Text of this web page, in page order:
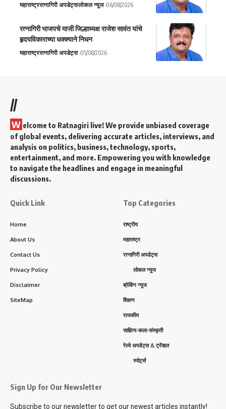
महाराष्ट्ररत्नागिरी अपडेट्सलोकल न्यूज 06/08/2026
रत्नागिरी भाजपचे माजी जिल्हाध्यक्ष राजेश सावंत यांचे
हृदयविकाराच्या धक्क्याने निधन
महाराष्ट्ररत्नागिरी अपडेट्स 05/08/2026
//
W elcome to Ratnagiri live! We provide unbiased coverage
of global events, delivering accurate articles, interviews, and
analysis on politics, business, technology, sports,
entertainment, and more. Empowering you with knowledge
to navigate the headlines and engage in meaningful
discussions.
Quick Link
Home
About Us
Contact Us
Privacy Policy
Disclaimer
SiteMap
Top Categories
राष्ट्रीय
महाराष्ट्र
रत्नागिरी अपडेट्स
लोकल न्यूज
ब्रेकिंग न्यूज
शिक्षण
राजकीय
साहित्य-कला-संस्कृती
रेल्वे अपडेट्स & ट्रॅव्हल
स्पोर्ट्स
Sign Up for Our Newsletter
Subscribe to our newsletter to get our newest articles instantly!